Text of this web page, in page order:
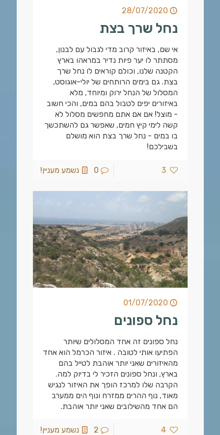
28/07/2020
נחל שרך בצת
אי שם, באיזור קרוב מדי לגבול עם לבנון,
מסתתר לו יער פיות נדיר במראהו בארץ
הקטנה שלנו, וכולם קוראים לו נחל שרך
בצת. גם בימים הרותחים של יולי-אוגוסט,
המסלול של הנחל ירוק ומיוחד, מלא
באיזורים יפים לטבול בהם במים, והכי חשוב
- מוצל! אם אם אתם מחפשים מסלול לא
קשה לימי קיץ חמים, שאפשר גם להשתכשך
בו במים - נחל שרך בצת הוא מושלם
בשבילכם!
3
0 נשמע מעניין!
01/07/2020
נחל ספונים
נחל ספונים זה אחד המסלולים שיותר
הפתיעו אותי לטובה . איזור הכרמל הוא אחד
מהאיזורים שאני יותר אוהבת לטייל בהם
בארץ, ונחל ספונים הזכיר לי בדיוק למה.
הקרבה שלו למרכז הופך את האיזור לנגיש
מאוד, נוף ההרים ממזרח ונוף הים ממערב
הם אחד מהשילובים שאני יותר אוהבת.
4
2 נשמע מעניין!